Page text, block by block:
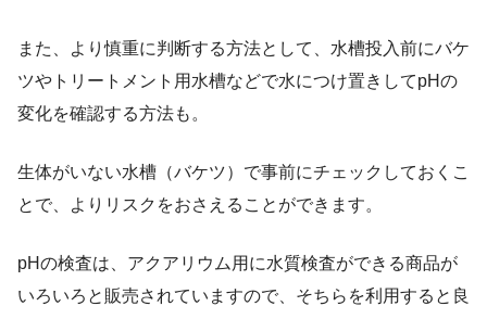
また、より慎重に判断する方法として、水槽投入前にバケ
ツやトリートメント用水槽などで水につけ置きしてpHの
変化を確認する方法も。
生体がいない水槽（バケツ）で事前にチェックしておくこ
とで、よりリスクをおさえることができます。
pHの検査は、アクアリウム用に水質検査ができる商品が
いろいろと販売されていますので、そちらを利用すると良